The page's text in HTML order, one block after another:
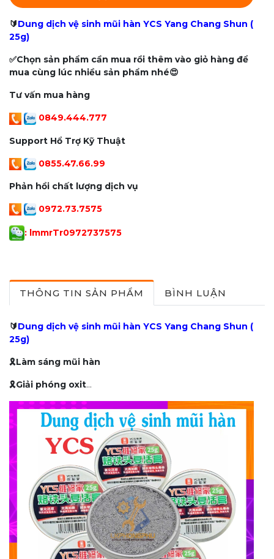
🔰Dung dịch vệ sinh mũi hàn YCS Yang Chang Shun (
25g)
✅Chọn sản phẩm cần mua rồi thêm vào giỏ hàng để
mua cùng lúc nhiều sản phẩm nhé😍
Tư vấn mua hàng
0849.444.777
Support Hổ Trợ Kỹ Thuật
0855.47.66.99
Phản hồi chất lượng dịch vụ
0972.73.7575
: lmmrTr0972737575
THÔNG TIN SẢN PHẨM BÌNH LUẬN
🔰Dung dịch vệ sinh mũi hàn YCS Yang Chang Shun (
25g)
🎗Làm sáng mũi hàn
🎗Giải phóng oxit...